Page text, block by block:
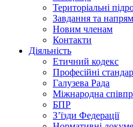
Територіальні
Завдання та
Новим членам
Контакти
Діяльність
Етичний кодекс
Професійні
Галузева Рада
Міжнародна
БПР
З’їзди Федерації